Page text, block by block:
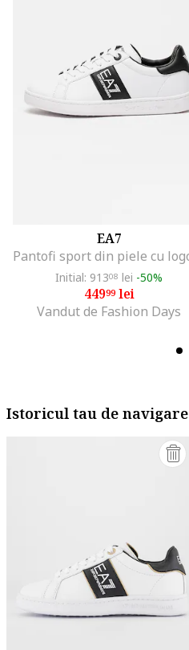
EA7
Initial: 91308 lei -50%
44999lei
Vandut de Fashion Days
Istoricul tau de navigare